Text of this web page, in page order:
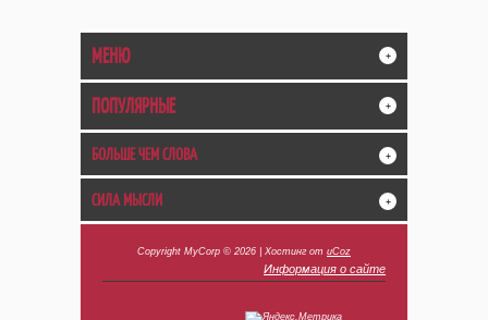
МЕНЮ +
ПОПУЛЯРНЫЕ +
БОЛЬШЕ ЧЕМ СЛОВА +
СИЛА МЫСЛИ +
Copyright MyCorp © 2026 Хостинг от uCoz
Информация о сайте